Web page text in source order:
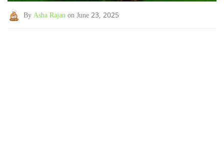
By Asha Rajan on June 23, 2025